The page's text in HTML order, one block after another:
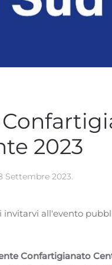
2023
Settembre 2023.
invitarvi all'evento
Confartigianato